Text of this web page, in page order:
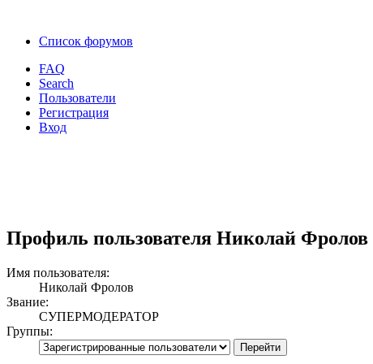
Список форумов
FAQ
Search
Пользователи
Регистрация
Вход
Профиль пользователя Николай Фролов
Имя пользователя:
Николай Фролов
Звание:
СУПЕРМОДЕРАТОР
Группы: